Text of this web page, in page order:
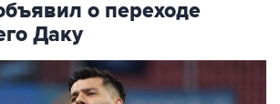
о переходе
Даку